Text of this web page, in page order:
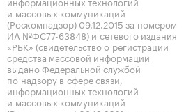
и массовых коммуникаций
(Роскомнадзор) 09.12.2015 за номером
ИА №ФС77-63848) и сетевого издания
«РБК» (свидетельство о регистрации
средства массовой информации
выдано Федеральной службой
по надзору в сфере связи,
информационных технологий
и массовых коммуникаций